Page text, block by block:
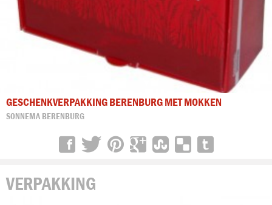
GESCHENKVERPAKKING BERENBURG MET MOKKEN
SONNEMA BERENBURG
VERPAKKING